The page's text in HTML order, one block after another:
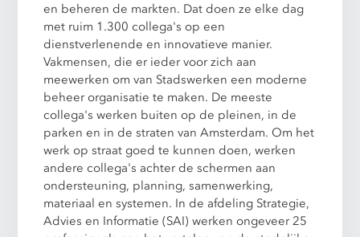
en beheren de markten. Dat doen ze elke dag
met ruim 1.300 collega's op een
dienstverlenende en innovatieve manier.
Vakmensen, die er ieder voor zich aan
meewerken om van Stadswerken een moderne
beheer organisatie te maken. De meeste
collega's werken buiten op de pleinen, in de
parken en in de straten van Amsterdam. Om het
werk op straat goed te kunnen doen, werken
andere collega's achter de schermen aan
ondersteuning, planning, samenwerking,
materiaal en systemen. In de afdeling Strategie,
Advies en Informatie (SAI) werken ongeveer 25